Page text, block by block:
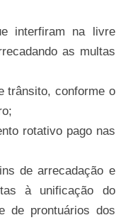
interfiram na livre
as multas
trânsito, conforme o
rotativo pago nas
de arrecadação e
à unificação do
de prontuários dos